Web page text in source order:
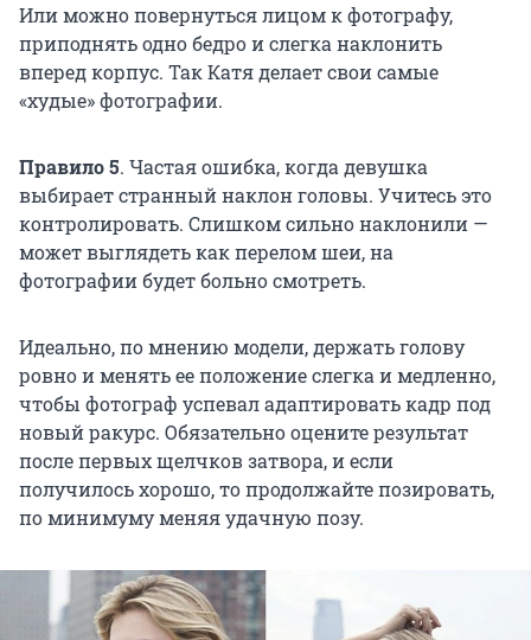
Или можно повернуться лицом к фотографу,
приподнять одно бедро и слегка наклонить
вперед корпус. Так Катя делает свои самые
«худые» фотографии.
Правило 5. Частая ошибка, когда девушка
выбирает странный наклон головы. Учитесь это
контролировать. Слишком сильно наклонили —
может выглядеть как перелом шеи, на
фотографии будет больно смотреть.
Идеально, по мнению модели, держать голову
ровно и менять ее положение слегка и медленно,
чтобы фотограф успевал адаптировать кадр под
новый ракурс. Обязательно оцените результат
после первых щелчков затвора, и если
получилось хорошо, то продолжайте позировать,
по минимуму меняя удачную позу.